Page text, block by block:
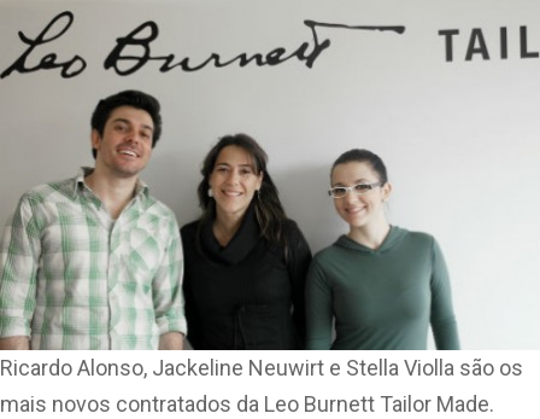
Ricardo Alonso, Jackeline Neuwirt e Stella Violla são os
mais novos contratados da Leo Burnett Tailor Made.